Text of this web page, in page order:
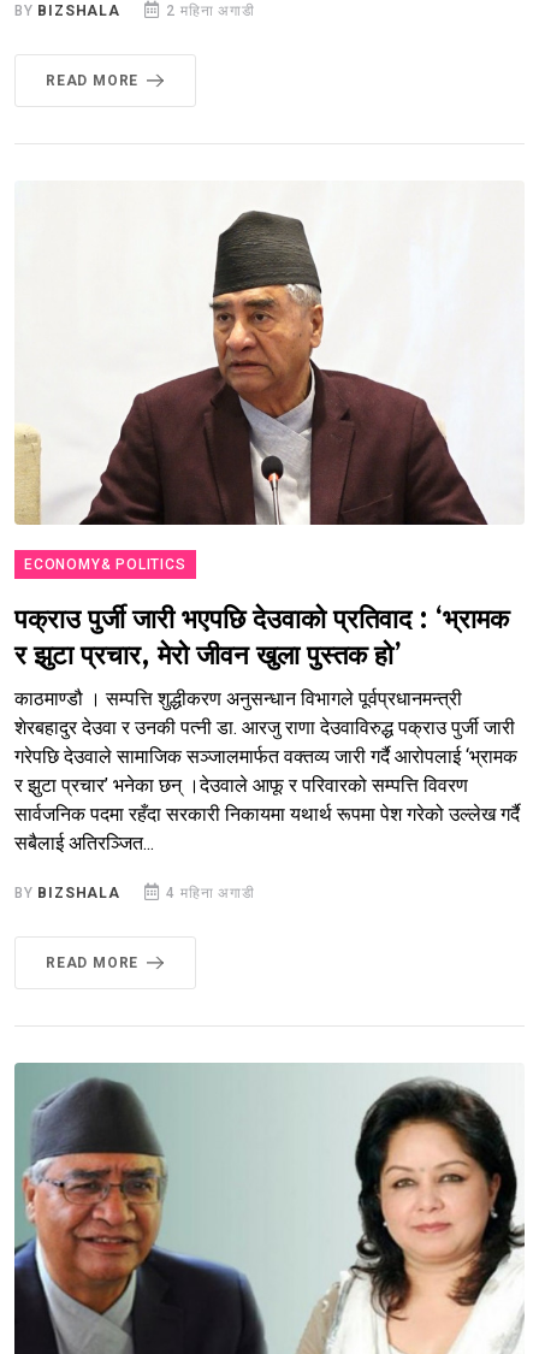
BY BIZSHALA 2 महिना अगाडी
READ MORE
ECONOMY& POLITICS
पक्राउ पुर्जी जारी भएपछि देउवाको प्रतिवाद : ‘भ्रामक
र झुटा प्रचार, मेरो जीवन खुला पुस्तक हो’
काठमाण्डौ । सम्पत्ति शुद्धीकरण अनुसन्धान विभागले पूर्वप्रधानमन्त्री
शेरबहादुर देउवा र उनकी पत्नी डा. आरजु राणा देउवाविरुद्ध पक्राउ पुर्जी जारी
गरेपछि देउवाले सामाजिक सञ्जालमार्फत वक्तव्य जारी गर्दै आरोपलाई ‘भ्रामक
र झुटा प्रचार’ भनेका छन् ।देउवाले आफू र परिवारको सम्पत्ति विवरण
सार्वजनिक पदमा रहँदा सरकारी निकायमा यथार्थ रूपमा पेश गरेको उल्लेख गर्दै
सबैलाई अतिरञ्जित...
BY BIZSHALA 4 महिना अगाडी
READ MORE